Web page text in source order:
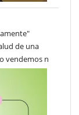
de una
vendemos n